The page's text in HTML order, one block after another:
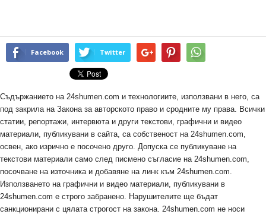
Facebook Twitter
Съдържанието на 24shumen.com и технологиите, използвани в него, са
под закрила на Закона за авторското право и сродните му права. Всички
статии, репортажи, интервюта и други текстови, графични и видео
материали, публикувани в сайта, са собственост на 24shumen.com,
освен, ако изрично е посочено друго. Допуска се публикуване на
текстови материали само след писмено съгласие на 24shumen.com,
посочване на източника и добавяне на линк към 24shumen.com.
Използването на графични и видео материали, публикувани в
24shumen.com е строго забранено. Нарушителите ще бъдат
санкционирани с цялата строгост на закона. 24shumen.com не носи